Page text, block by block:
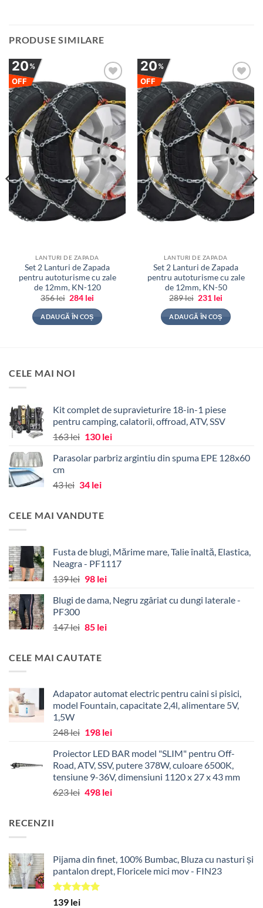
PRODUSE SIMILARE
20%
OFF
Adauga
favorite
LANTURI DE ZAPADA
Set 2 Lanturi de Zapada
pentru autoturisme cu zale
de 12mm, KN-120
356lei Prețul
a
fost:
356 lei.
284 lei
este:
284 lei.
ADAUGĂ ÎN COȘ
20%
OFF
Adauga
favorite
LANTURI DE ZAPADA
Set 2 Lanturi de Zapada
pentru autoturisme cu zale
de 12mm, KN-50
289lei Prețul
a
fost:
289 lei.
231 lei
este:
231 lei.
ADAUGĂ ÎN COȘ
CELE MAI NOI
Kit complet de supravieturire 18-in-1 piese
pentru camping, calatorii, offroad, ATV, SSV
163lei Prețul
a
163 lei.
130 leiPrețul
este:
Parasolar parbriz argintiu din spuma EPE 128x60
cm
43lei Prețul
fost:
34 leiPrețul
34 lei.
CELE MAI VANDUTE
Fusta de blugi, Mărime mare, Talie înaltă, Elastica,
Neagra - PF1117
139lei Prețul
a
139 lei.
98 leiPrețul
este:
Blugi de dama, Negru zgâriat cu dungi laterale -
PF300
147lei Prețul
fost:
85 leiPrețul
CELE MAI CAUTATE
Adapator automat electric pentru caini si pisici,
model Fountain, capacitate 2,4l, alimentare 5V,
1,5W
248lei Prețul
a
fost:
248 lei.
198 leiPrețul
este:
198 lei.
Proiector LED BAR model "SLIM" pentru Off-
Road, ATV, SSV, putere 378W, culoare 6500K,
tensiune 9-36V, dimensiuni 1120 x 27 x 43 mm
623lei Prețul
498 leiPrețul
RECENZII
Pijama din finet, 100% Bumbac, Bluza cu nasturi și
pantalon drept, Floricele mici mov - FIN23
Evaluat la
139 lei